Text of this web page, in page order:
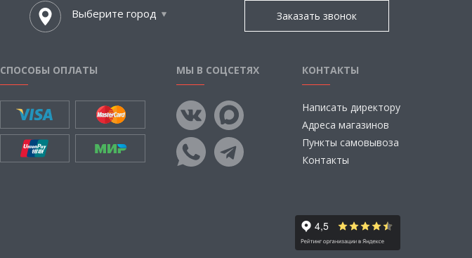
Выберите город Заказать звонок
СПОСОБЫ ОПЛАТЫ МЫ В СОЦСЕТЯХ КОНТАКТЫ
Написать директору
Адреса магазинов
Пункты самовывоза
Контакты